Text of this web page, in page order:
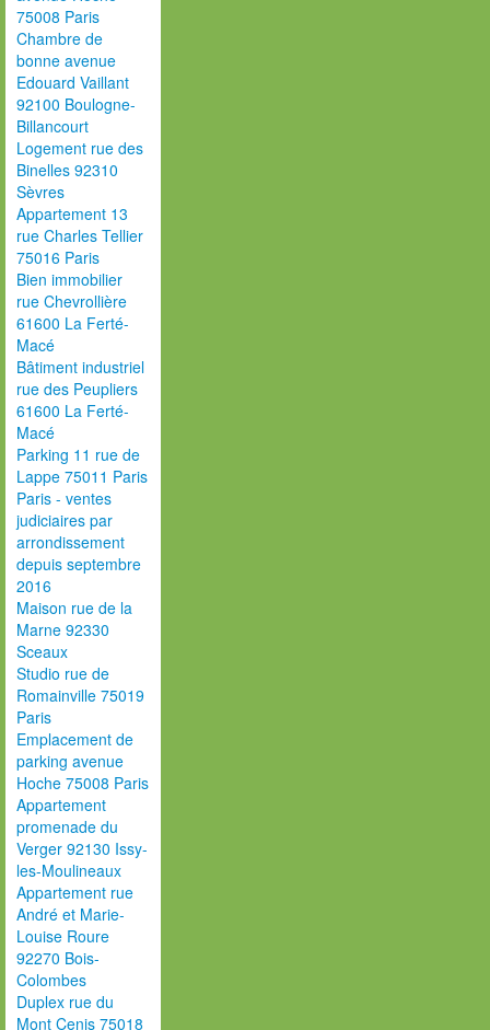
75008 Paris
Chambre de
bonne avenue
Edouard Vaillant
92100 Boulogne-
Billancourt
Logement rue des
Binelles 92310
Sèvres
Appartement 13
rue Charles Tellier
75016 Paris
Bien immobilier
rue Chevrollière
61600 La Ferté-
Macé
Bâtiment industriel
rue des Peupliers
61600 La Ferté-
Macé
Parking 11 rue de
Lappe 75011 Paris
Paris - ventes
judiciaires par
arrondissement
depuis septembre
2016
Maison rue de la
Marne 92330
Sceaux
Studio rue de
Romainville 75019
Paris
Emplacement de
parking avenue
Hoche 75008 Paris
Appartement
promenade du
Verger 92130 Issy-
les-Moulineaux
Appartement rue
André et Marie-
Louise Roure
92270 Bois-
Colombes
Duplex rue du
Mont Cenis 75018